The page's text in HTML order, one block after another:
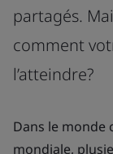
partagés.
comment
l’atteindre?
Dans le monde
mondiale,